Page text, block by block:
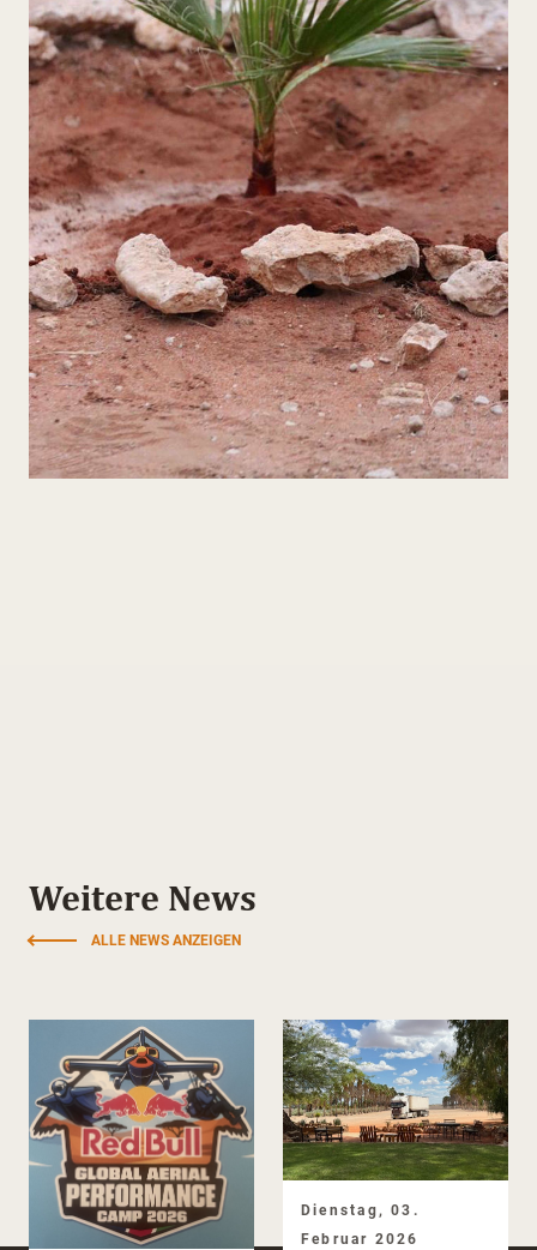
Weitere News
ALLE NEWS ANZEIGEN
Dienstag, 03.
Februar 2026